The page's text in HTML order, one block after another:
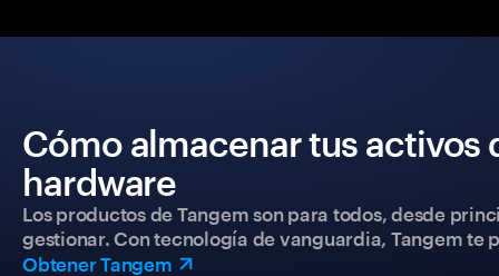
Cómo almacenar tus activos
hardware
Los productos de Tangem son para todos, desde
gestionar. Con tecnología de vanguardia, Tangem
Obtener Tangem